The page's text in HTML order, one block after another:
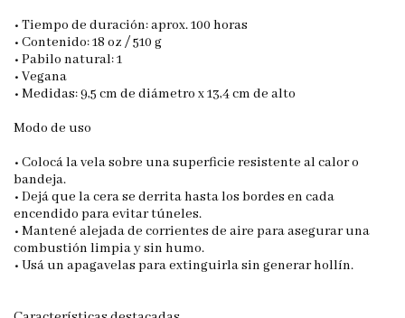
• Tiempo de duración: aprox. 100 horas
• Contenido: 18 oz / 510 g
• Pabilo natural: 1
• Vegana
• Medidas: 9,5 cm de diámetro x 13,4 cm de alto
Modo de uso
• Colocá la vela sobre una superficie resistente al calor o
bandeja.
• Dejá que la cera se derrita hasta los bordes en cada
encendido para evitar túneles.
• Mantené alejada de corrientes de aire para asegurar una
combustión limpia y sin humo.
• Usá un apagavelas para extinguirla sin generar hollín.